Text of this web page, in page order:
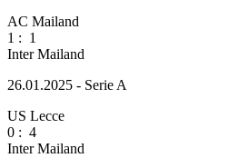
AC Mailand
1 : 1
Inter Mailand
26.01.2025 - Serie A
US Lecce
0 : 4
Inter Mailand